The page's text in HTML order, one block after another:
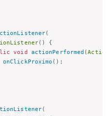
(
( )
{
void actionPerformed (
onClickProximo ( ) ;
(